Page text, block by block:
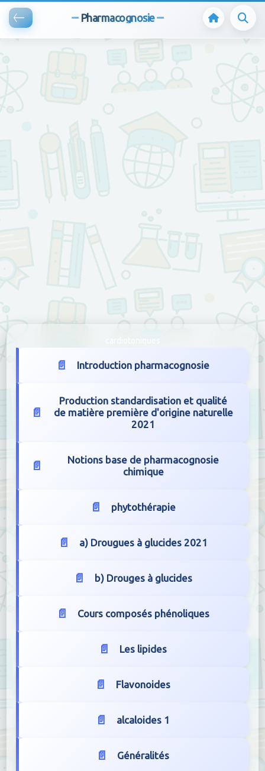
Pharmacognosie
Introduction pharmacognosie
Production standardisation et qualité
de matière première d'origine naturelle
2021
Notions base de pharmacognosie
chimique
phytothérapie
a) Drougues à glucides 2021
b) Drouges à glucides
Cours composés phénoliques
Les lipides
Flavonoides
alcaloides 1
Généralités